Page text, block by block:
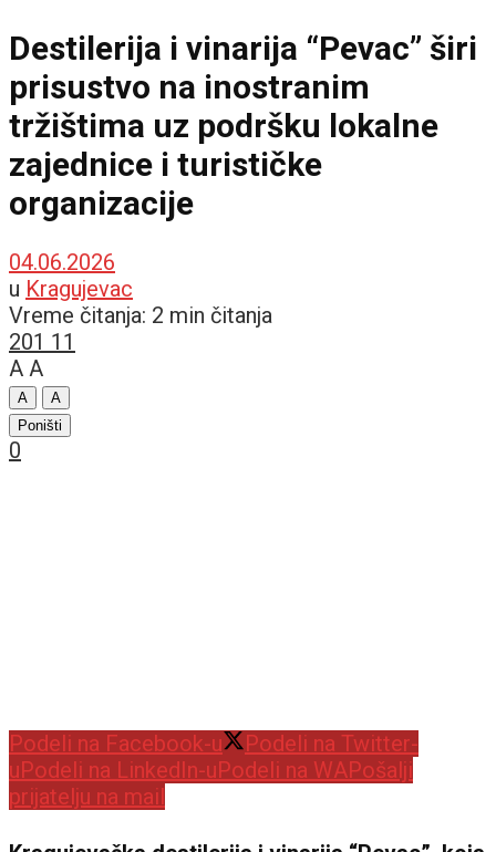
Destilerija i vinarija “Pevac” širi
prisustvo na inostranim
tržištima uz podršku lokalne
zajednice i turističke
organizacije
04.06.2026
u Kragujevac
Vreme čitanja: 2 min čitanja
201 11
A A
A
A
Poništi
0
Podeli na Facebook-u
Podeli na Twitter-
u Podeli na LinkedIn-u Podeli na WAPošalji
prijatelju na mail